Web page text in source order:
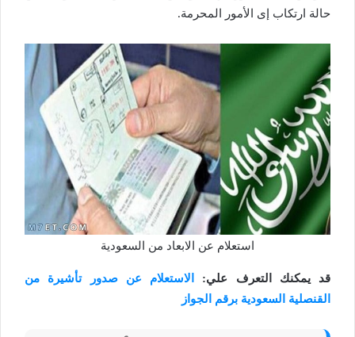
حالة ارتكاب إى الأمور المحرمة.
استعلام عن الابعاد من السعودية
قد يمكنك التعرف علي:
الاستعلام عن صدور تأشيرة من
القنصلية السعودية برقم الجواز